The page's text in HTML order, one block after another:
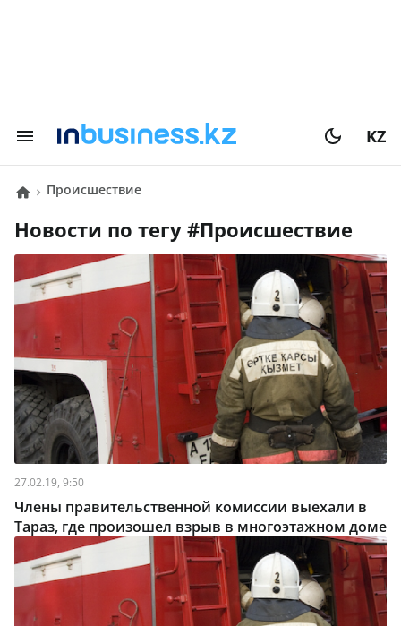
KZ
Происшествие
Новости по тегу # Происшествие
27.02.19, 9:50
Члены правительственной комиссии выехали в
Тараз, где произошел взрыв в многоэтажном доме